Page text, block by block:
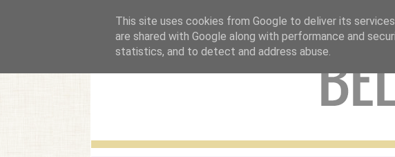
This site uses cookies from Google to deliver its
are shared with Google along with performance and
statistics, and to detect and address abuse.